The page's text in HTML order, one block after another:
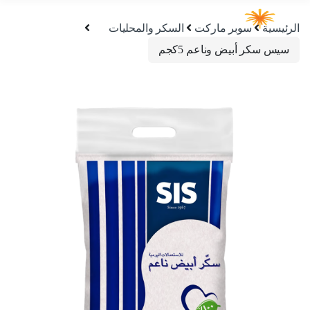
الرئيسية سوبر ماركت
السكر والمحليات
سيس سكر أبيض وناعم 5كجم